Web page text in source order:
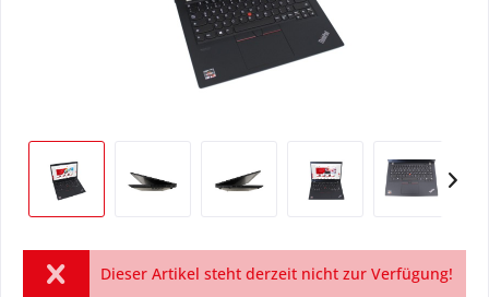
Dieser Artikel steht derzeit nicht zur Verfügung!